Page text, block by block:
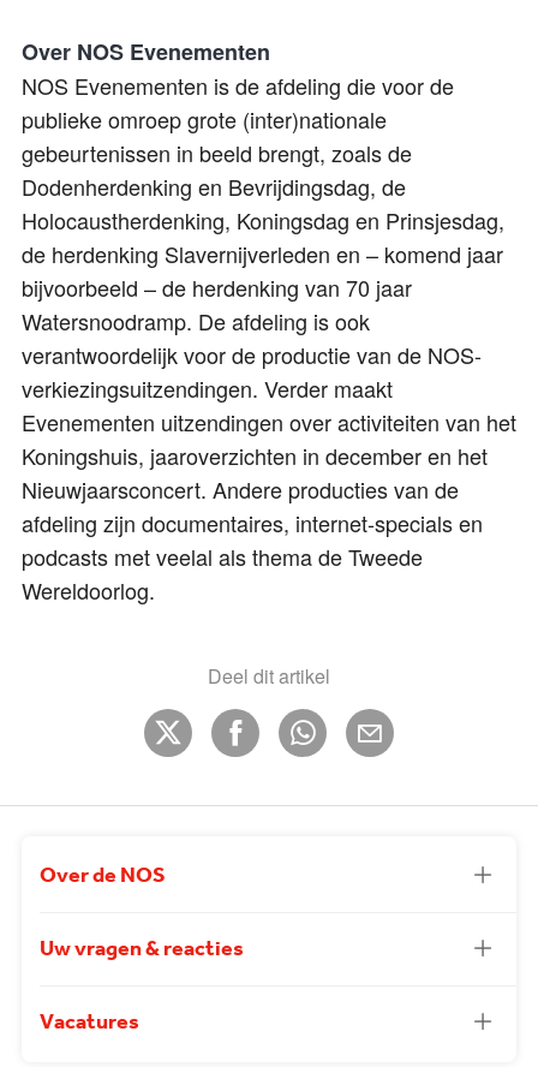
Over NOS Evenementen
NOS Evenementen is de afdeling die voor de
publieke omroep grote (inter)nationale
gebeurtenissen in beeld brengt, zoals de
Dodenherdenking en Bevrijdingsdag, de
Holocaustherdenking, Koningsdag en Prinsjesdag,
de herdenking Slavernijverleden en – komend jaar
bijvoorbeeld – de herdenking van 70 jaar
Watersnoodramp. De afdeling is ook
verantwoordelijk voor de productie van de NOS-
verkiezingsuitzendingen. Verder maakt
Evenementen uitzendingen over activiteiten van het
Koningshuis, jaaroverzichten in december en het
Nieuwjaarsconcert. Andere producties van de
afdeling zijn documentaires, internet-specials en
podcasts met veelal als thema de Tweede
Wereldoorlog.
Deel dit artikel
Over de NOS
Uw vragen & reacties
Vacatures